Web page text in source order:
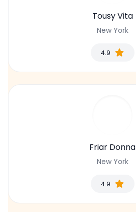
Tousy Vita
New York
4.9
Friar Donna
New York
4.9